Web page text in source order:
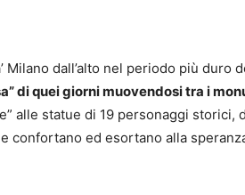
Milano dall’alto nel periodo più
di quei giorni muovendosi tra i
alle statue di 19 personaggi storici,
confortano ed esortano alla